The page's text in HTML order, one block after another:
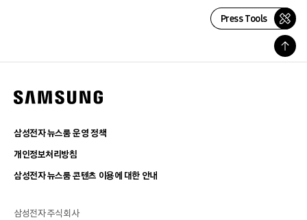
Press Tools
삼성전자 뉴스룸 운영 정책
개인정보처리방침
삼성전자 뉴스룸 콘텐츠 이용에 대한 안내
삼성전자 주식회사